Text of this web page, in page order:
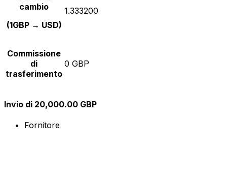
cambio
(1GBP → USD)
1.333200
Commissione
di
trasferimento
0 GBP
Invio di 20,000.00 GBP
Fornitore